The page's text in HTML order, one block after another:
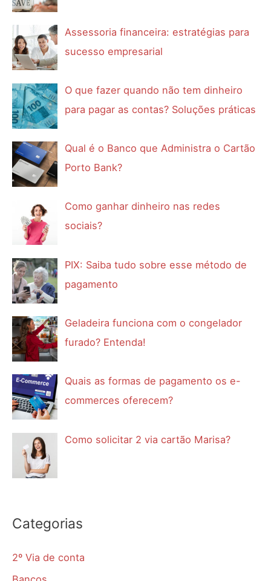
Assessoria financeira: estratégias para
sucesso empresarial
O que fazer quando não tem dinheiro
para pagar as contas? Soluções práticas
Qual é o Banco que Administra o Cartão
Porto Bank?
Como ganhar dinheiro nas redes
sociais?
PIX: Saiba tudo sobre esse método de
pagamento
Geladeira funciona com o congelador
furado? Entenda!
Quais as formas de pagamento os e-
commerces oferecem?
Como solicitar 2 via cartão Marisa?
Categorias
2º Via de conta